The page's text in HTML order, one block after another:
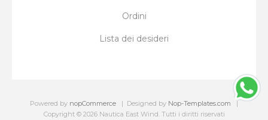
Ordini
Lista dei desideri
Powered by nopCommerce Designed by Nop-Templates.com
Copyright © 2026 Nautica East Wind. Tutti i diritti riservati